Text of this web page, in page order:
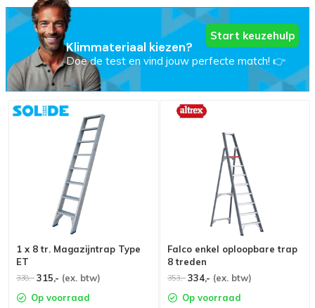
Klimmateriaal kiezen?
Doe de test en vind jouw perfecte match! 👉
Start keuzehulp
1 x 8 tr. Magazijntrap Type
ET
338,- 315,- (ex. btw)
Op voorraad
Falco enkel oploopbare trap
8 treden
353,- 334,- (ex. btw)
Op voorraad